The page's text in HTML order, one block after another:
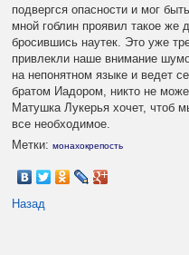
подвергся опасности и мог
мной гоблин проявил такое же
бросившись наутек. Это уже
привлекли наше внимание
на непонятном языке и ведет
братом Иадором, никто не
Матушка Лукерья хочет, чтоб
все необходимое.
Метки: монахокрепость
Назад